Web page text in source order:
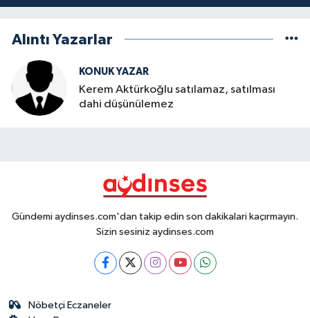
Alıntı Yazarlar
KONUK YAZAR
Kerem Aktürkoğlu satılamaz, satılması
dahi düşünülemez
Gündemi aydinses.com'dan takip edin son dakikalari kaçırmayın.
Sizin sesiniz aydinses.com
Nöbetçi Eczaneler